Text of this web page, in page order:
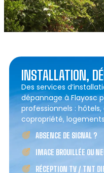
INSTALLATION,
Des services
dépannage à Flayosc
professionnels :
copropriété,
ABSENCE DE SIGNAL ?
IMAGE BROUILLÉE OU
RÉCEPTION TV / TNT